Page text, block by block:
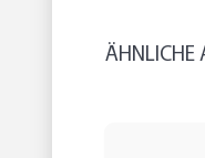
ÄHNLICHE